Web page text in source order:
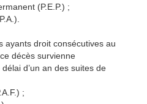
(P.E.P.) ;
ayants droit consécutives au
décès survienne
d’un an des suites de
;